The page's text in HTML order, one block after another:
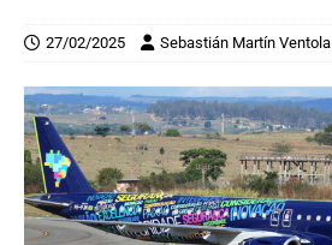
27/02/2025 Sebastián Martín Ventola